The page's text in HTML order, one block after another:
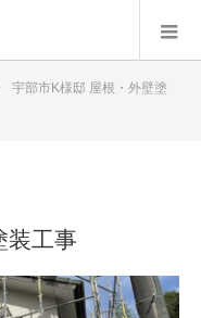
宇部市K様邸 屋根・外壁塗
装工事